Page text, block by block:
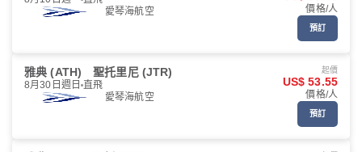
愛琴海航空
價格/人
預訂
雅典 (ATH) 聖托里尼 (JTR)
8月30日週日 直飛
愛琴海航空
起價
US$ 53.55
價格/人
預訂